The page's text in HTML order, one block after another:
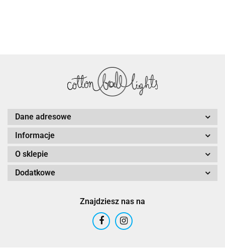
Dane adresowe
Informacje
O sklepie
Dodatkowe
Znajdziesz nas na